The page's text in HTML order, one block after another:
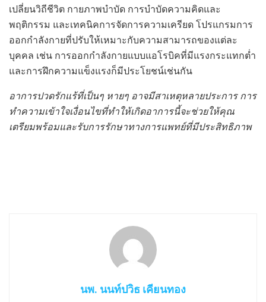
เปลี่ยนวิถีชีวิต กายภาพบำบัด การบำบัดความคิดและ
พฤติกรรม และเทคนิคการจัดการความเครียด โปรแกรมการ
ออกกำลังกายที่ปรับให้เหมาะกับความสามารถของแต่ละ
บุคคล เช่น การออกกำลังกายแบบแอโรบิคที่มีแรงกระแทกต่ำ
และการฝึกความแข็งแรงก็มีประโยชน์เช่นกัน
อาการปวดรักแร้ที่เป็นๆ หายๆ อาจมีสาเหตุหลายประการ การ
ทำความเข้าใจเงื่อนไขที่ทำให้เกิดอาการนี้จะช่วยให้คุณ
เตรียมพร้อมและรับการรักษาทางการแพทย์ที่มีประสิทธิภาพ
นพ. นนท์ปวิธ เคียนทอง